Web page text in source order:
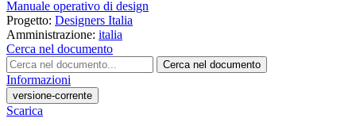
Manuale operativo di design
Progetto: Designers Italia
Amministrazione: italia
Cerca nel documento
Cerca nel documento
Informazioni
versione-corrente
Scarica